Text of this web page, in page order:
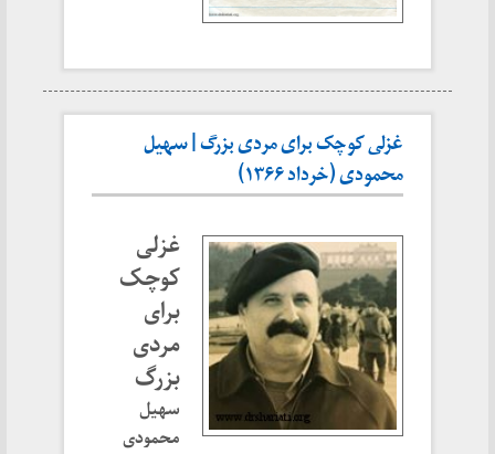
غزلی کوچک برای مردی بزرگ | سهیل
محمودی (خرداد ۱۳۶۶)
غزلی
کوچک
برای
مردی
بزرگ
سهیل
محمودی